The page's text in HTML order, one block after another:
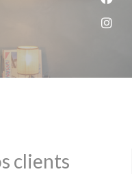
clients